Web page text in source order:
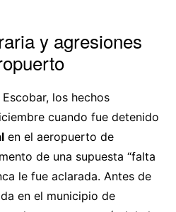
y agresiones
los hechos
cuando fue detenido
en el aeropuerto de
de una supuesta “falta
le fue aclarada. Antes de
en el municipio de